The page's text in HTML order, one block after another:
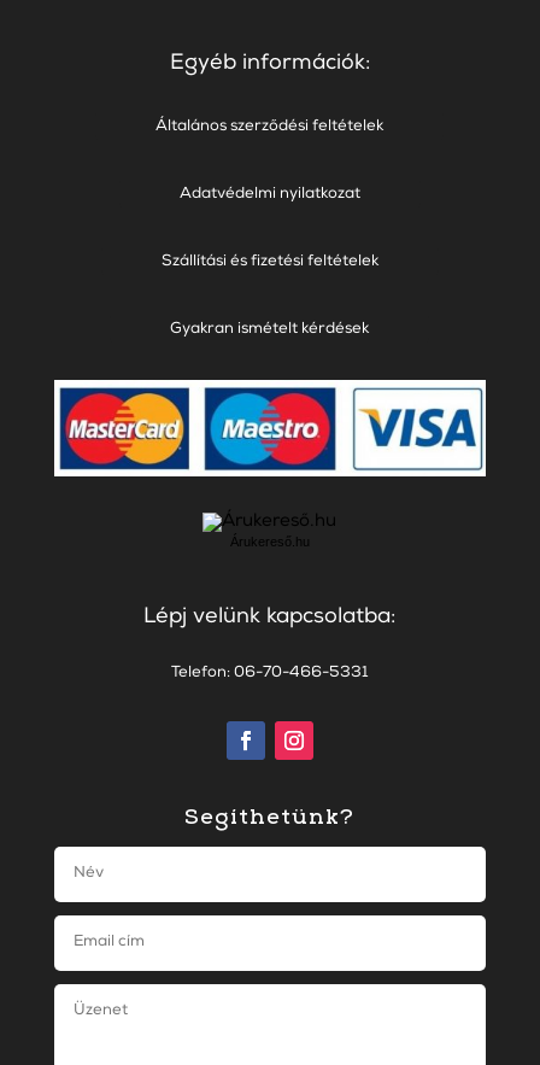
Egyéb információk:
Általános szerződési feltételek
Adatvédelmi nyilatkozat
Szállítási és fizetési feltételek
Gyakran ismételt kérdések
Árukereső.hu
Lépj velünk kapcsolatba:
Telefon: 06-70-466-5331
Segíthetünk?